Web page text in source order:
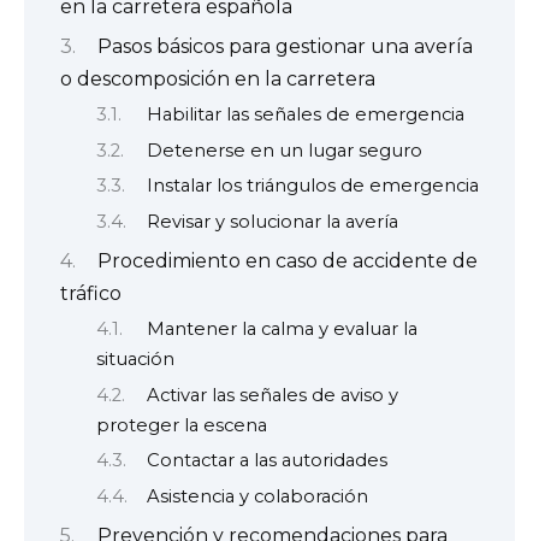
en la carretera española
Pasos básicos para gestionar una avería
o descomposición en la carretera
Habilitar las señales de emergencia
Detenerse en un lugar seguro
Instalar los triángulos de emergencia
Revisar y solucionar la avería
Procedimiento en caso de accidente de
tráfico
Mantener la calma y evaluar la
situación
Activar las señales de aviso y
proteger la escena
Contactar a las autoridades
Asistencia y colaboración
Prevención y recomendaciones para